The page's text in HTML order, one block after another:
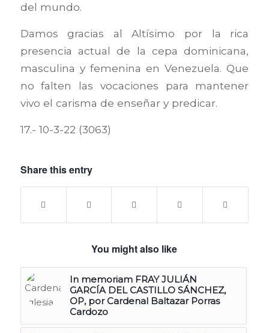
del mundo.
Damos gracias al Altísimo por la rica
presencia actual de la cepa dominicana,
masculina y femenina en Venezuela. Que
no falten las vocaciones para mantener
vivo el carisma de enseñar y predicar.
17.- 10-3-22 (3063)
Share this entry
You might also like
In memoriam FRAY JULIÁN
GARCÍA DEL CASTILLO SÁNCHEZ,
OP, por Cardenal Baltazar Porras
Cardozo